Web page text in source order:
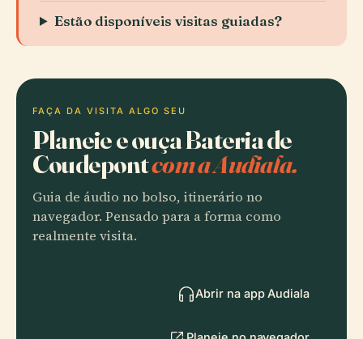
Estão disponíveis visitas guiadas?
FAÇA DA VISITA ALGO SEU
Planeie e ouça Bateria de
Coudepontcom a Audiala.
Guia de áudio no bolso, itinerário no
navegador. Pensado para a forma como
realmente visita.
Abrir na app Audiala